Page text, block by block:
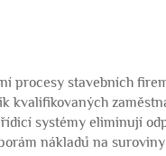
procesy stavebních
kvalifikovaných
systémy eliminují
nákladů na